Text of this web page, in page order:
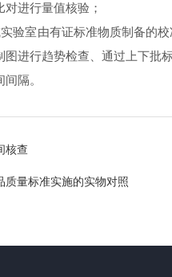
进行量值核验；
室由有证标准物质制备的校
进行趋势检查、通过上下批
隔。
核查
质量标准实施的实物对照